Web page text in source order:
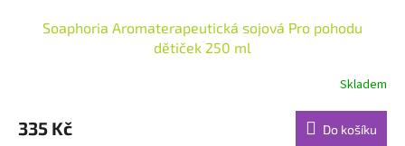
Soaphoria Aromaterapeutická sojová Pro pohodu
dětiček 250 ml
produktu
je
Skladem
335 Kč Do košíku